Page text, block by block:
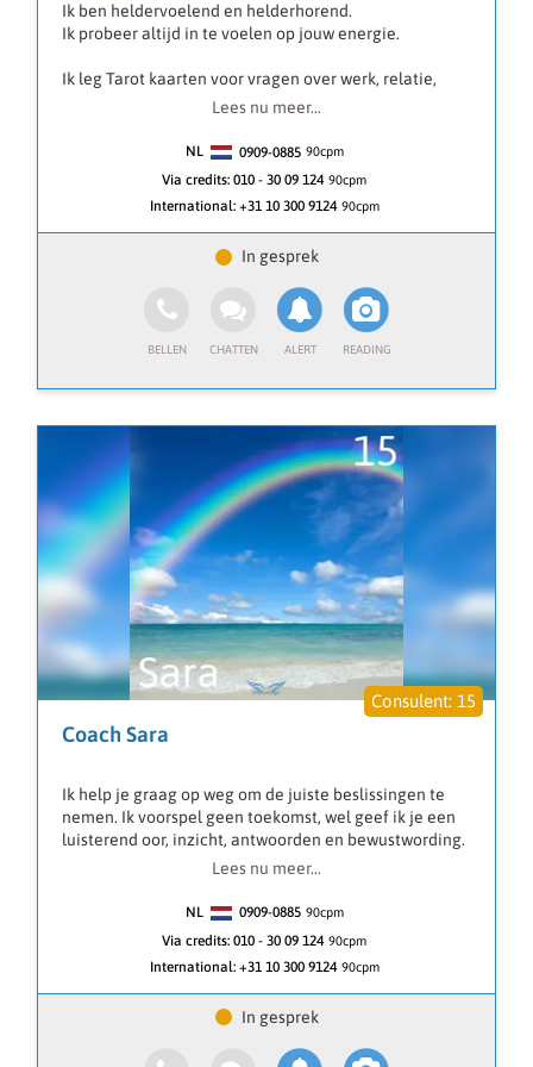
worden, omdat u dan nog niet zover bent in dat proces.
Ik ben er voor jou❣️
Talen Nederlands - Engels
Ik ben heldervoelend en helderhorend.
Ik probeer altijd in te voelen op jouw energie.
Ik leg Tarot kaarten voor vragen over werk, relatie,
liefde, Voor alles waar jij in je leven op vastloopt kan ik
boodschappen doorkomen van overleden dierbaren.
Samen met mijn gidsen en engelen geef ik
Lees nu meer...
NL 0909-0885 90cpm
Via credits: 010 - 30 09 124 90cpm
International: +31 10 300 9124 90cpm
15
Coach Sara
Ik help je graag op weg om de juiste beslissingen te
nemen. Ik voorspel geen toekomst, wel geef ik je een
luisterend oor, inzicht, antwoorden en bewustwording.
Waar ik vooral in gespecialiseerd ben is om blokkades
niet de juiste beslissingen kan nemen.
liefde, relaties, werk en financiën, door problemen uit
het verleden samen op te lossen.
Je kan mij alles vragen over je verleden en als coach
gaan we samen op zoek naar antwoorden voor de
Lees nu meer...
NL 0909-0885 90cpm
Via credits: 010 - 30 09 124 90cpm
International: +31 10 300 9124 90cpm